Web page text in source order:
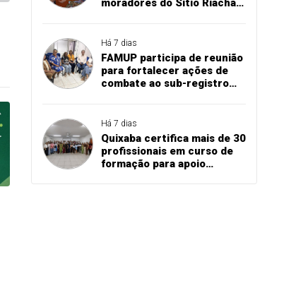
Há 7 dias
FAMUP participa de reunião
para fortalecer ações de
combate ao sub-registro
Há 7 dias
Quixaba certifica mais de 30
profissionais em curso de
formação para apoio